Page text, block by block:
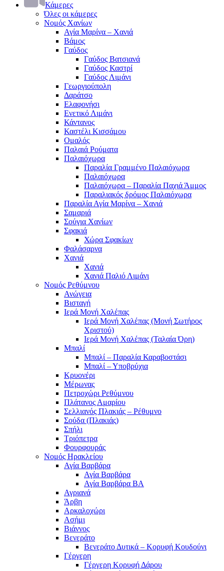
Κάμερες
Όλες οι κάμερες
Νομός Χανίων
Αγία Μαρίνα – Χανιά
Βάμος
Γαύδος
Γαύδος Βατσιανά
Γαύδος Καστρί
Γαύδος Λιμάνι
Γεωργιούπολη
Δαράτσο
Ελαφονήσι
Ενετικό Λιμάνι
Κάντανος
Καστέλι Κισσάμου
Ομαλός
Παλαιά Ρούματα
Παλαιόχωρα
Παραλία Γραμμένο Παλαιόχωρα
Παλαιόχωρα
Παλαιόχωρα – Παραλία Παχιά Άμμος
Παραλιακός δρόμος Παλαιόχωρα
Παραλία Αγία Μαρίνα – Χανιά
Σαμαριά
Σούγια Χανίων
Σφακιά
Χώρα Σφακίων
Φαλάσαρνα
Χανιά
Χανιά
Χανιά Παλιό Λιμάνι
Νομός Ρεθύμνου
Ανώγεια
Βισταγή
Ιερά Μονή Χαλέπας
Ιερά Μονή Χαλέπας (Μονή Σωτήρος
Χριστού)
Ιερά Μονή Χαλέπας (Ταλαία Όρη)
Μπαλί
Μπαλί – Παραλία Καραβοστάσι
Μπαλί – Υποβρύχια
Κρυονέρι
Μέρωνας
Πετροχώρι Ρεθύμνου
Πλάτανος Αμαρίου
Σελλιανός Πλακιάς – Ρέθυμνο
Σούδα (Πλακιάς)
Σπήλι
Τριόπετρα
Φουρφουράς
Νομός Ηρακλείου
Αγία Βαρβάρα
Αγία Βαρβάρα
Αγία Βαρβάρα ΒΑ
Αγριανά
Άρβη
Αρκαλοχώρι
Ασήμι
Βιάννος
Βενεράτο
Βενεράτο Δυτικά – Κορυφή Κουδούνι
Γέργερη
Γέργερη Κορυφή Δάρου